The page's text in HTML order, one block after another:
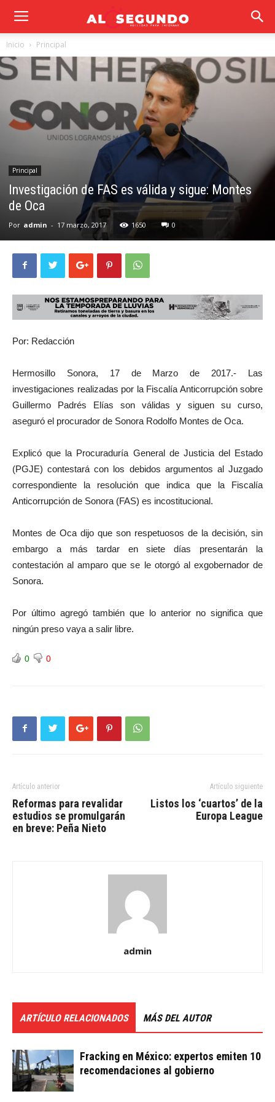
Inicio Principal
Principal
Investigación de FAS es válida y sigue: Montes
de Oca
Por admin - 17 marzo, 2017 1650 0
Por: Redacción
Hermosillo Sonora, 17 de Marzo de 2017.- Las
investigaciones realizadas por la Fiscalía Anticorrupción sobre
Guillermo Padrés Elías son válidas y siguen su curso,
aseguró el procurador de Sonora Rodolfo Montes de Oca.
Explicó que la Procuraduría General de Justicia del Estado
(PGJE) contestará con los debidos argumentos al Juzgado
correspondiente la resolución que indica que la Fiscalía
Anticorrupción de Sonora (FAS) es incostitucional.
Montes de Oca dijo que son respetuosos de la decisión, sin
embargo a más tardar en siete días presentarán la
contestación al amparo que se le otorgó al exgobernador de
Sonora.
Por último agregó también que lo anterior no significa que
ningún preso vaya a salir libre.
0 0
Artículo anterior
Reformas para revalidar
estudios se promulgarán
en breve: Peña Nieto
Artículo siguiente
Listos los ‘cuartos’ de la
Europa League
admin
ARTÍCULO RELACIONADOS MÁS DEL AUTOR
Fracking en México: expertos emiten 10
recomendaciones al gobierno